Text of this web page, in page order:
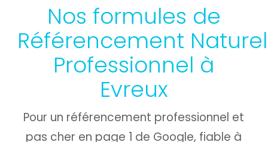
Nos formules de
Référencement Naturel
Professionnel à
Evreux
Pour un référencement professionnel et
pas cher en page 1 de Google, fiable à